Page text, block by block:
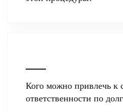
Кого можно привлечь к
ответственности по